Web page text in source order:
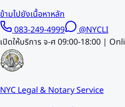
ข้ามไปยังเนื้อหาหลัก
083-249-4999
@NYCLI
เปิดให้บริการ จ-ศ 09:00-18:00 |
NYC Legal & Notary Service